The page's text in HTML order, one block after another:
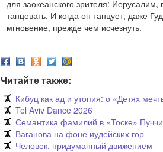
для заокеанского зрителя:
танцевать. И когда он танцует, даже
мгновение, прежде чем исчезнуть.
Читайте также:
Кибуц как ад и утопия: о «Детях
Tel Aviv Dance 2026
Семантика фамилий в «Тоске»
Ваганова на фоне иудейских гор
Человек, придуманный движением